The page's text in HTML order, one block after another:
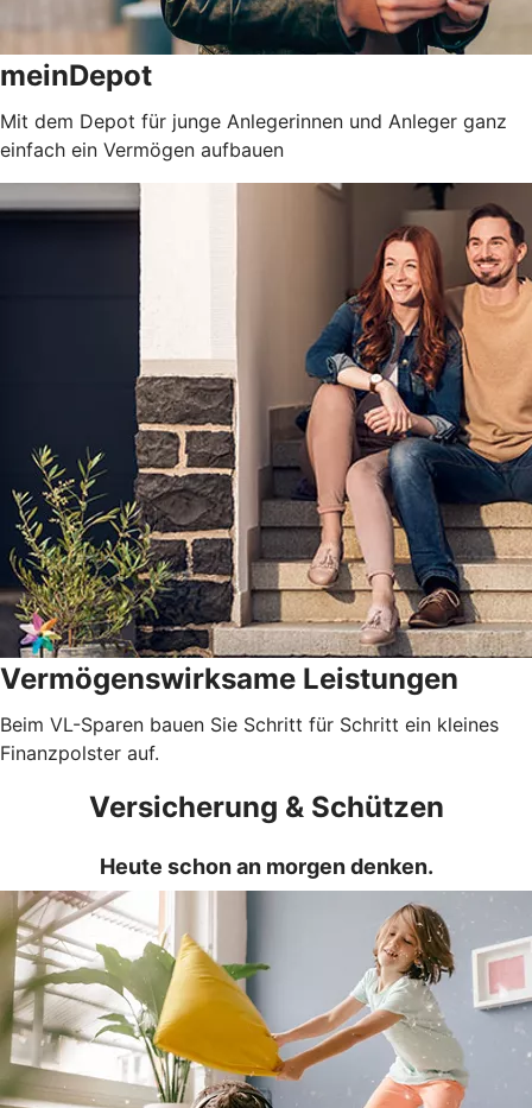
meinDepot
Mit dem Depot für junge Anlegerinnen und Anleger ganz
einfach ein Vermögen aufbauen
Vermögenswirksame Leistungen
Beim VL-Sparen bauen Sie Schritt für Schritt ein kleines
Finanzpolster auf.
Versicherung & Schützen
Heute schon an morgen denken.